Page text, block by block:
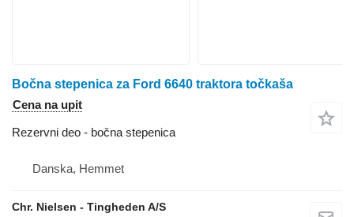
Bočna stepenica za Ford 6640 traktora točkaša
Cena na upit
Rezervni deo - bočna stepenica
Danska, Hemmet
Chr. Nielsen - Tingheden A/S